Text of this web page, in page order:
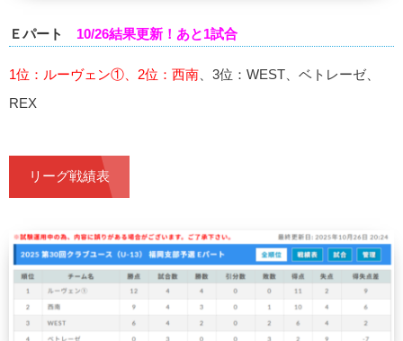
Ｅパート 10/26結果更新！あと1試合
1位：ルーヴェン①、2位：西南 、3位：WEST、ベトレーゼ、
REX
リーグ戦績表